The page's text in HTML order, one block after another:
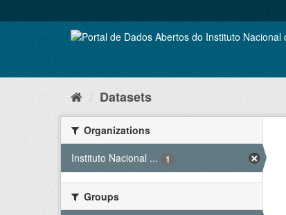
to
Datasets
Organizations
Instituto Nacional ...
1
Groups